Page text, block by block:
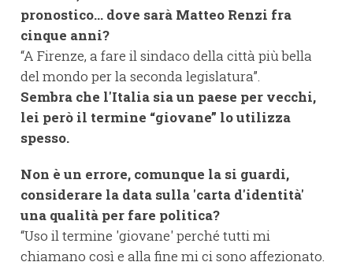
pronostico... dove sarà Matteo Renzi fra
cinque anni?
“A Firenze, a fare il sindaco della città più bella
del mondo per la seconda legislatura”.
Sembra che l'Italia sia un paese per vecchi,
lei però il termine “giovane” lo utilizza
spesso.
Non è un errore, comunque la si guardi,
considerare la data sulla 'carta d'identità'
una qualità per fare politica?
“Uso il termine 'giovane' perché tutti mi
chiamano così e alla fine mi ci sono affezionato.